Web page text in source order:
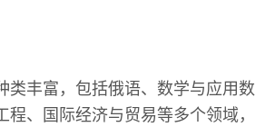
类丰富，包括俄语、数学与应用数
程、国际经济与贸易等多个领域，